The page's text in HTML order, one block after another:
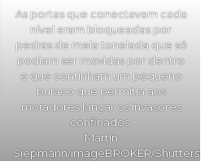
As portas que conectavam cada
nível eram bloqueadas por
pedras de meia tonelada que só
podiam ser movidas por dentro
e que continham um pequeno
buraco que permitia aos
moradores lançar os invasores
confinados.
Martin
Siepmann/imageBROKER/Shutterstock